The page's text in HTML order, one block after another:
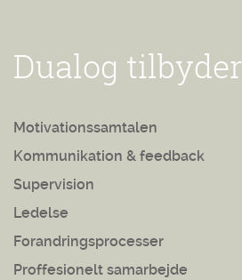
Dualog tilbyder
Motivationssamtalen
Kommunikation & feedback
Supervision
Ledelse
Forandringsprocesser
Proffesionelt samarbejde